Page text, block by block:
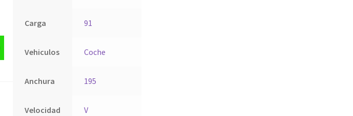
Carga 91
Vehiculos Coche
Anchura 195
Velocidad V